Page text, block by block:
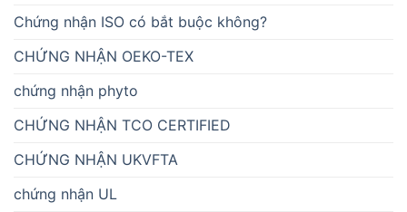
Chứng nhận ISO có bắt buộc không?
CHỨNG NHẬN OEKO-TEX
chứng nhận phyto
CHỨNG NHẬN TCO CERTIFIED
CHỨNG NHẬN UKVFTA
chứng nhận UL